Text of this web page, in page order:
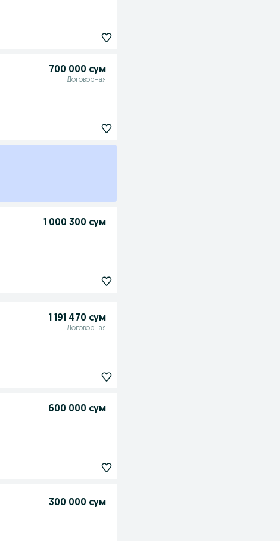
700 000 сум
Договорная
1 000 300 сум
1 191 470 сум
Договорная
600 000 сум
300 000 сум